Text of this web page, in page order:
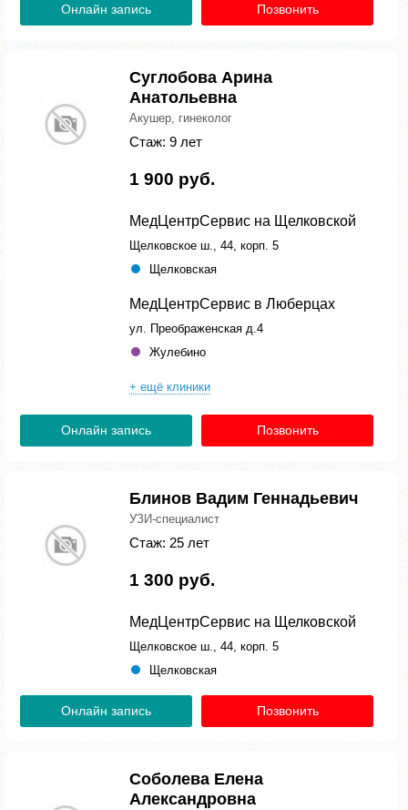
Онлайн запись Позвонить
Суглобова Арина
Анатольевна
Акушер, гинеколог
Стаж: 9 лет
1 900 руб.
МедЦентрСервис на Щелковской
Щелковское ш., 44, корп. 5
Щелковская
МедЦентрСервис в Люберцах
ул. Преображенская д.4
Жулебино
+ ещё клиники
Онлайн запись Позвонить
Блинов Вадим Геннадьевич
УЗИ-специалист
Стаж: 25 лет
1 300 руб.
МедЦентрСервис на Щелковской
Щелковское ш., 44, корп. 5
Щелковская
Онлайн запись Позвонить
Соболева Елена
Александровна